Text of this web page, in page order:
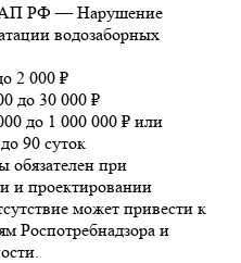
РФ — Нарушение
водозаборных
2 000 ₽
до 30 000 ₽
до 1 000 000 ₽ или
90 суток
обязателен при
и проектировании
может привести к
Роспотребнадзора и